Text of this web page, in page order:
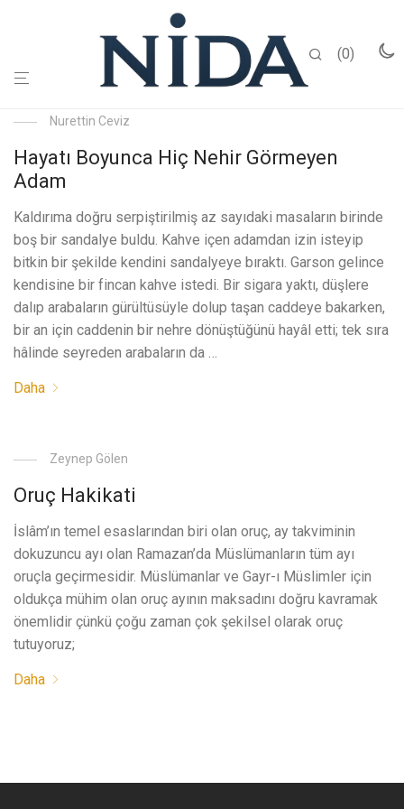
0
Nurettin Ceviz
Hayatı Boyunca Hiç Nehir Görmeyen
Adam
Kaldırıma doğru serpiştirilmiş az sayıdaki masaların birinde
boş bir sandalye buldu. Kahve içen adamdan izin isteyip
bitkin bir şekilde kendini sandalyeye bıraktı. Garson gelince
kendisine bir fincan kahve istedi. Bir sigara yaktı, düşlere
dalıp arabaların gürültüsüyle dolup taşan caddeye bakarken,
bir an için caddenin bir nehre dönüştüğünü hayâl etti; tek sıra
hâlinde seyreden arabaların da …
Daha
Zeynep Gölen
Oruç Hakikati
İslâm’ın temel esaslarından biri olan oruç, ay takviminin
dokuzuncu ayı olan Ramazan’da Müslümanların tüm ayı
oruçla geçirmesidir. Müslümanlar ve Gayr-ı Müslimler için
oldukça mühim olan oruç ayının maksadını doğru kavramak
önemlidir çünkü çoğu zaman çok şekilsel olarak oruç
tutuyoruz;
Daha